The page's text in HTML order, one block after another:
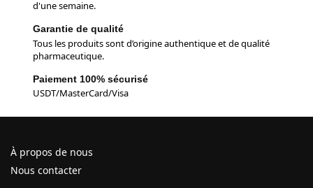
d'une semaine.
Garantie de qualité
Tous les produits sont d’origine authentique et de qualité
pharmaceutique.
Paiement 100% sécurisé
USDT/MasterCard/Visa
À propos de nous
Nous contacter